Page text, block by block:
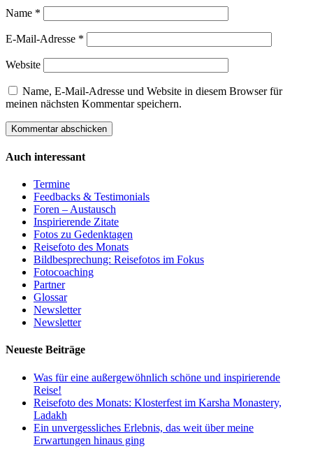
Name *
E-Mail-Adresse *
Website
Name, E-Mail-Adresse und Website in diesem Browser für
meinen nächsten Kommentar speichern.
Auch interessant
Termine
Feedbacks & Testimonials
Foren – Austausch
Inspirierende Zitate
Fotos zu Gedenktagen
Reisefoto des Monats
Bildbesprechung: Reisefotos im Fokus
Fotocoaching
Partner
Glossar
Newsletter
Newsletter
Neueste Beiträge
Was für eine außergewöhnlich schöne und inspirierende
Reise!
Reisefoto des Monats: Klosterfest im Karsha Monastery,
Ladakh
Ein unvergessliches Erlebnis, das weit über meine
Erwartungen hinaus ging